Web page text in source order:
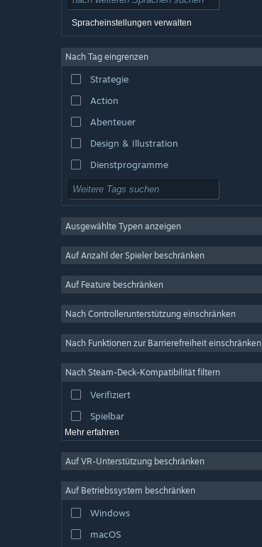
Spracheinstellungen verwalten
Nach Tag eingrenzen
Strategie
Action
Abenteuer
Design & Illustration
Dienstprogramme
Kostenlos spielbar
MMO
Indie
Simulation
Videoproduktion
Fotobearbeitung
Ausgewählte Typen anzeigen
Auf Anzahl der Spieler beschränken
Auf Feature beschränken
Nach Controllerunterstützung einschränken
Nach Funktionen zur Barrierefreiheit einschränken
Nach Steam-Deck-Kompatibilität filtern
Verifiziert
Spielbar
Mehr erfahren
Auf VR-Unterstützung beschränken
Auf Betriebssystem beschränken
Windows
macOS